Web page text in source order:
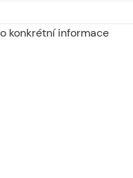
konkrétní informace